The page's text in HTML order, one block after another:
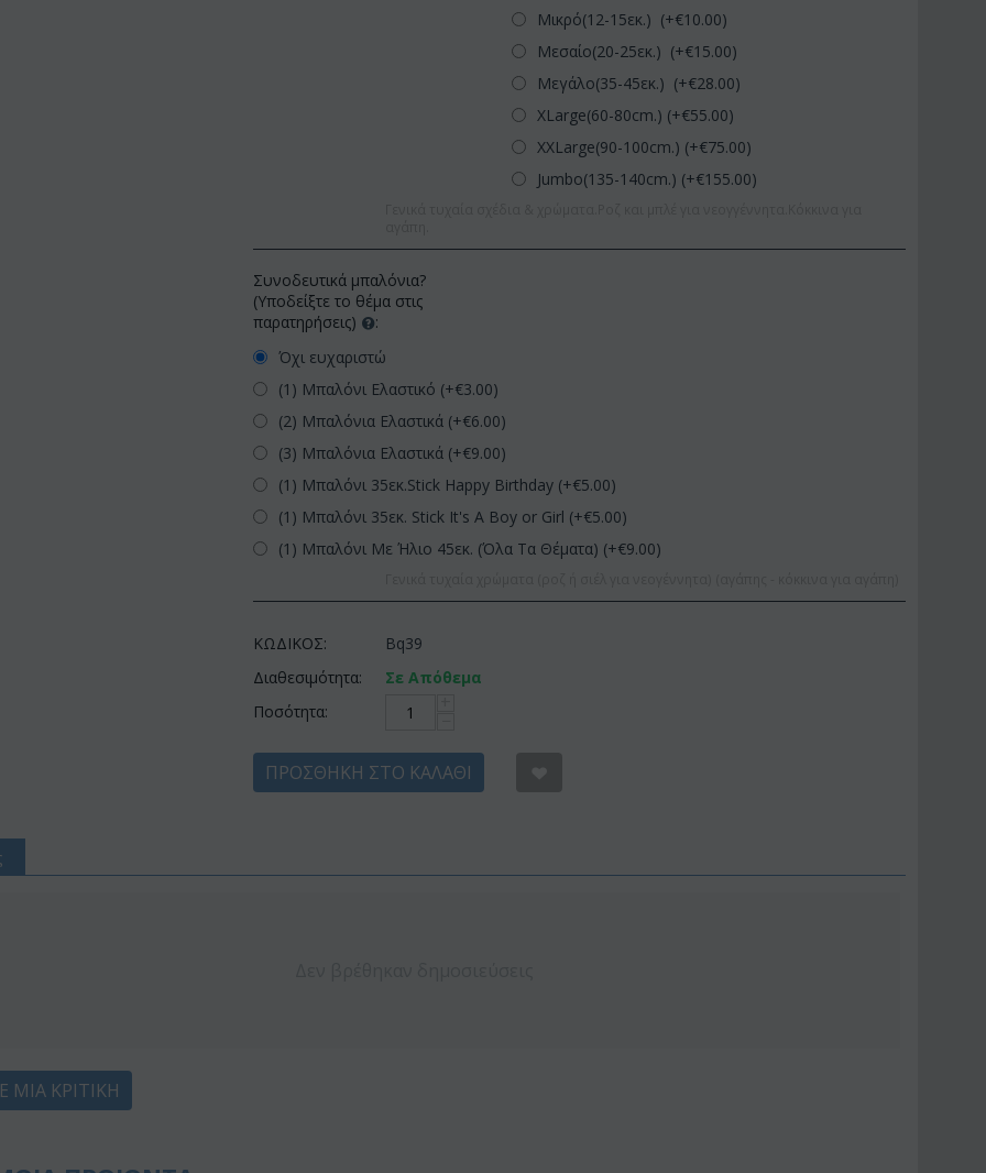
Μικρό(12-15εκ.) (+€10.00)
Μεσαίο(20-25εκ.) (+€15.00)
Μεγάλο(35-45εκ.) (+€28.00)
XLarge(60-80cm.) (+€55.00)
XXLarge(90-100cm.) (+€75.00)
Jumbo(135-140cm.) (+€155.00)
Συνοδευτικά μπαλόνια?
(Υποδείξτε το θέμα στις
παρατηρήσεις)
:
Όχι ευχαριστώ
(1) Μπαλόνι Ελαστικό (+€3.00)
(2) Μπαλόνια Ελαστικά (+€6.00)
(3) Μπαλόνια Ελαστικά (+€9.00)
(1) Μπαλόνι 35εκ.Stick Happy Birthday (+€5.00)
(1) Μπαλόνι 35εκ. Stick It's A Boy or Girl (+€5.00)
(1) Μπαλόνι Με Ήλιο 45εκ. (Όλα Τα Θέματα) (+€9.00)
ΚΩΔΙΚΟΣ:
Bq39
Διαθεσιμότητα:
Σε Απόθεμα
Ποσότητα:
ΠΡΟΣΘΉΚΗ ΣΤΟ ΚΑΛΆΘΙ
ΜΙΑ ΚΡΙΤΙΚΉ